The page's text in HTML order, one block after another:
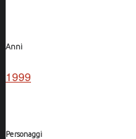
Anni
1999
Personaggi